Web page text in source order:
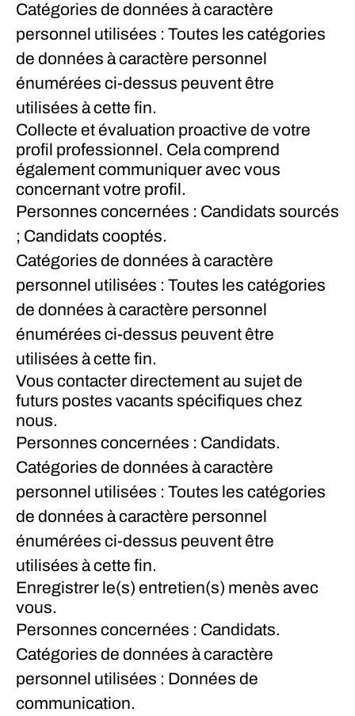
Catégories de données à caractère
personnel utilisées : Toutes les catégories
de données à caractère personnel
énumérées ci-dessus peuvent être
utilisées à cette fin.
Collecte et évaluation proactive de votre
profil professionnel. Cela comprend
également communiquer avec vous
concernant votre profil.
Personnes concernées : Candidats sourcés
; Candidats cooptés.
Catégories de données à caractère
personnel utilisées : Toutes les catégories
de données à caractère personnel
énumérées ci-dessus peuvent être
utilisées à cette fin.
Vous contacter directement au sujet de
futurs postes vacants spécifiques chez
nous.
Personnes concernées : Candidats.
Catégories de données à caractère
personnel utilisées : Toutes les catégories
de données à caractère personnel
énumérées ci-dessus peuvent être
utilisées à cette fin.
Enregistrer le(s) entretien(s) menès avec
vous.
Personnes concernées : Candidats.
Catégories de données à caractère
personnel utilisées : Données de
communication.